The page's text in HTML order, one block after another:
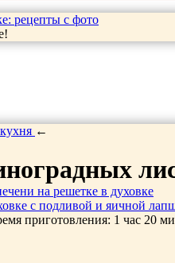
рецепты с фото
←
на решетке в духовке
с подливой и яичной
приготовления: 1 час 20